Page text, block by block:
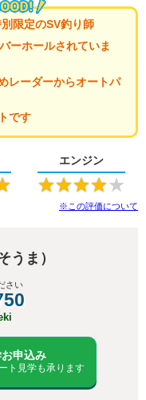
限定のSV釣り師
ーホールされていま
レーダーからオートパ
です
エンジン
★★★★★
※この評価について
ま）
さい
お申込み
ト見学も承ります